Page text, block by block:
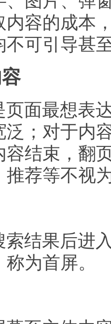
内容的成本
不可引导甚
面最想表
泛；对于内
容结束，翻
推荐等不视
结果后进
为首屏。